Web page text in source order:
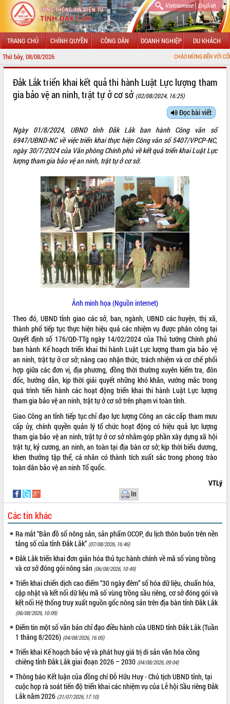
Vietnamese| English
TRANG CHỦ CHÍNH QUYỀN CÔNG DÂN DOANH NGHIỆP DU KHÁCH
Thứ bảy, 08/08/2026 CHÀO MỪNG ĐẾN VỚI CỔNG
GIỚI THIỆU
LÃNH ĐẠO UBND TỈNH
SỞ, BAN, NGÀNH
UBND CÁC XÃ, PHƯỜNG
THÔNG TIN CHỈ ĐẠO ĐIỀU HÀNH
HỆ THỐNG VĂN BẢN
VĂN BẢN HĐND TỈNH
ĐIỂM TIN VĂN BẢN
QUY HOẠCH - KẾ HOẠCH
Không có file video nào để phát.
ALBUM ẢNH
LIÊN KẾT WEB
THỐNG KÊ TRUY CẬP
Hôm nay: 26137
Tất cả: 66071460
Đắk Lắk triển khai kết quả thi hành Luật Lực lượng tham
gia bảo vệ an ninh, trật tự ở cơ sở (02/08/2024, 16:25)
Đọc bài viết
Ngày 01/8/2024, UBND tỉnh Đắk Lắk ban hành Công văn số
6947/UBND-NC về việc triển khai thực hiện Công văn số 5407/VPCP-NC,
ngày 30/7/2024 của Văn phòng Chính phủ về kết quả triển khai Luật Lực
lượng tham gia bảo vệ an ninh, trật tự ở cơ sở.
Ảnh minh họa (Nguồn internet)
Theo đó, UBND tỉnh giao các sở, ban, ngành, UBND các huyện, thị xã,
thành phố tiếp tục thực hiện hiệu quả các nhiệm vụ được phân công tại
Quyết định số 176/QĐ-TTg ngày 14/02/2024 của Thủ tướng Chính phủ
ban hành Kế hoạch triển khai thi hành Luật Lực lượng tham gia bảo vệ
an ninh, trật tự ở cơ sở; nâng cao nhận thức, trách nhiệm và cơ chế phối
hợp giữa các đơn vị, địa phương, đồng thời thường xuyên kiểm tra, đôn
đốc, hướng dẫn, kịp thời giải quyết những khó khăn, vướng mắc trong
quá trình tiến hành các hoạt động triển khai thi hành Luật Lực lượng
tham gia bảo vệ an ninh, trật tự ở cơ sở trên phạm vi toàn tỉnh.
Giao Công an tỉnh tiếp tục chỉ đạo lực lượng Công an các cấp tham mưu
cấp ủy, chính quyền quản lý tổ chức hoạt động có hiệu quả lực lượng
tham gia bảo vệ an ninh, trật tự ở cơ sở nhằm góp phần xây dựng xã hội
trật tự, kỷ cương, an ninh, an toàn tại địa bàn cơ sở; kịp thời biểu dương,
khen thưởng tập thể, cá nhân có thành tích xuất sắc trong phong trào
toàn dân bảo vệ an ninh Tổ quốc.
VTLý
In
Các tin khác
Ra mắt “Bản đồ số nông sản, sản phẩm OCOP, du lịch thôn buôn trên nền
tảng số của tỉnh Đắk Lắk” (07/08/2026, 16:46)
Đắk Lắk triển khai đơn giản hóa thủ tục hành chính về mã số vùng trồng
và cơ sở đóng gói nông sản (06/08/2026, 10:49)
Triển khai chiến dịch cao điểm “30 ngày đêm” số hóa dữ liệu, chuẩn hóa,
cập nhật và kết nối dữ liệu mã số vùng trồng sầu riêng, cơ sở đóng gói và
kết nối Hệ thống truy xuất nguồn gốc nông sản trên địa bàn tỉnh Đắk Lắk
(06/08/2026, 10:09)
Điểm tin một số văn bản chỉ đạo điều hành của UBND tỉnh Đắk Lắk (Tuần
1 tháng 8/2026) (04/08/2026, 16:05)
Triển khai Kế hoạch bảo vệ và phát huy giá trị di sản văn hóa cồng
chiêng tỉnh Đắk Lắk giai đoạn 2026 – 2030 (04/08/2026, 09:04)
Thông báo Kết luận của đồng chí Đỗ Hữu Huy - Chủ tịch UBND tỉnh, tại
cuộc họp rà soát tiến độ triển khai các nhiệm vụ của Lễ hội Sầu riêng Đắk
Lắk năm 2026 (31/07/2026, 17:10)